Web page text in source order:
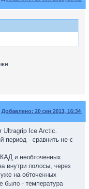
Добавлено: 20 сен 2013, 16:34
Ice Arctic.
период - сравнить не с
и необточенных
внутри полосы, через
на обточенных
было - температура